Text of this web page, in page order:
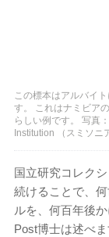
この標本はアルバイ
す。 これはナミビア
らしい例です。 写真
Institution （スミソニ
国立研究コレク
続けることで、
ルを、何百年後
Post博士は述べ